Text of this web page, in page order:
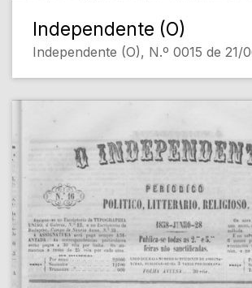
Independente (O)
Independente (O), N.º 0015 de 21/